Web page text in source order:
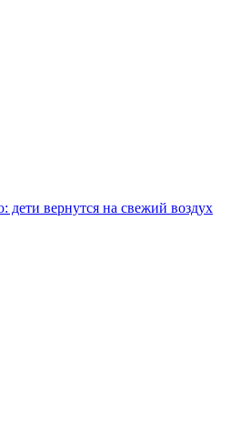
вернутся на свежий воздух